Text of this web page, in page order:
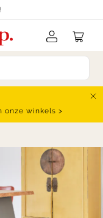
onze winkels >